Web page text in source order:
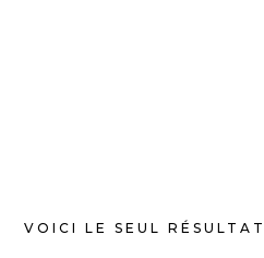
VOICI LE SEUL RÉSULTAT